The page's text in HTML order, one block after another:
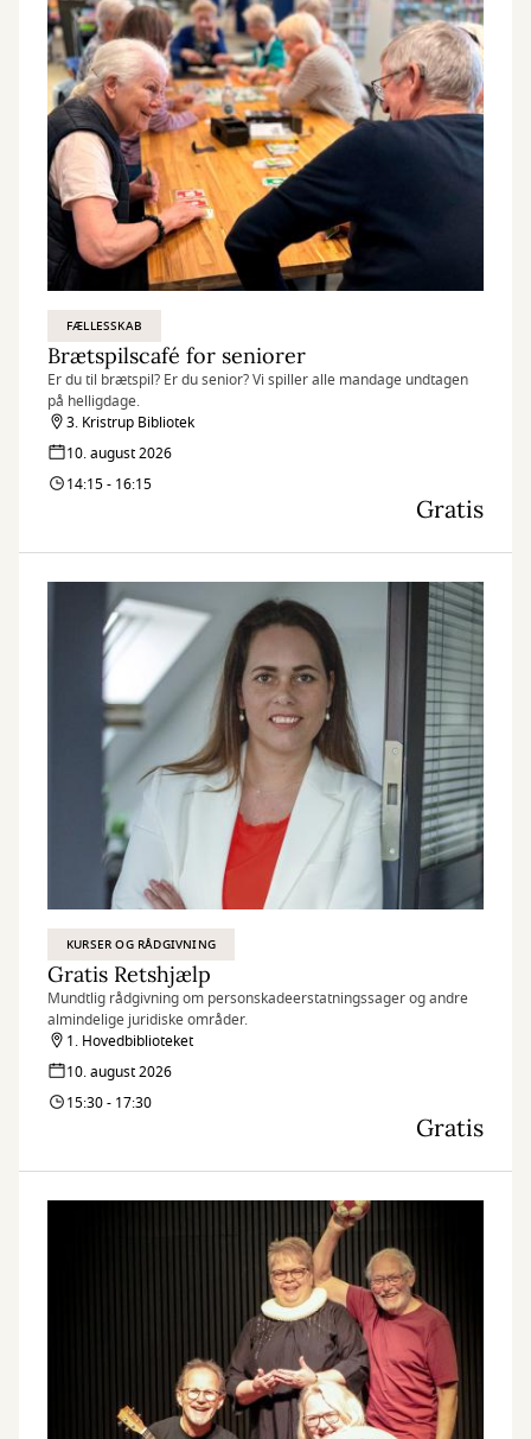
FÆLLESSKAB
Brætspilscafé for seniorer
Er du til brætspil? Er du senior? Vi spiller alle mandage undtagen
på helligdage.
3. Kristrup Bibliotek
10. august 2026
14:15 - 16:15
Gratis
KURSER OG RÅDGIVNING
Gratis Retshjælp
Mundtlig rådgivning om personskadeerstatningssager og andre
almindelige juridiske områder.
1. Hovedbiblioteket
10. august 2026
15:30 - 17:30
Gratis